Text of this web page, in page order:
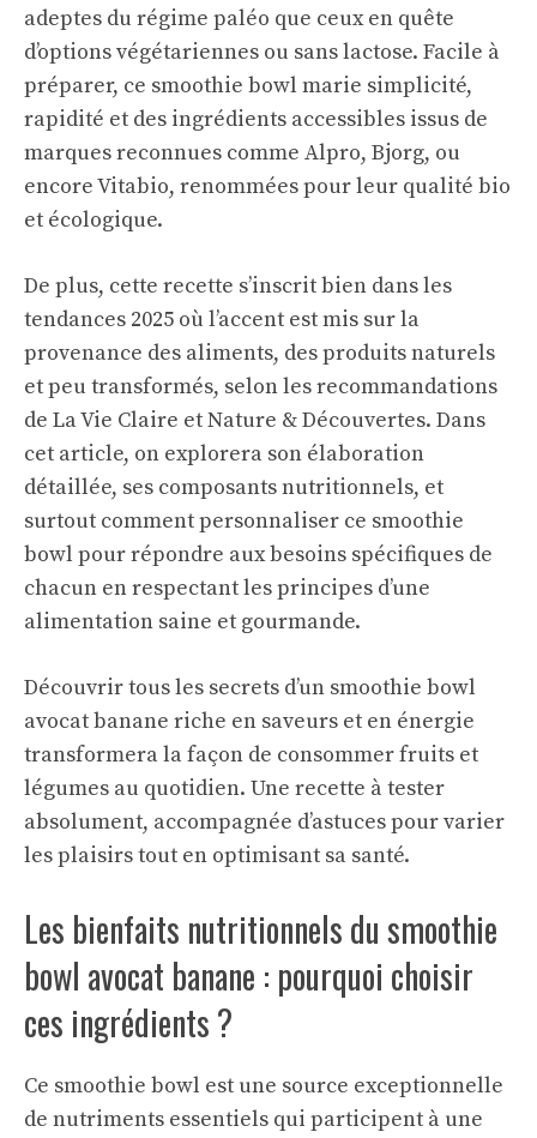
adeptes du régime paléo que ceux en quête
d’options végétariennes ou sans lactose. Facile à
préparer, ce smoothie bowl marie simplicité,
rapidité et des ingrédients accessibles issus de
marques reconnues comme Alpro, Bjorg, ou
encore Vitabio, renommées pour leur qualité bio
et écologique.
De plus, cette recette s’inscrit bien dans les
tendances 2025 où l’accent est mis sur la
provenance des aliments, des produits naturels
et peu transformés, selon les recommandations
de La Vie Claire et Nature & Découvertes. Dans
cet article, on explorera son élaboration
détaillée, ses composants nutritionnels, et
surtout comment personnaliser ce smoothie
bowl pour répondre aux besoins spécifiques de
chacun en respectant les principes d’une
alimentation saine et gourmande.
Découvrir tous les secrets d’un smoothie bowl
avocat banane riche en saveurs et en énergie
transformera la façon de consommer fruits et
légumes au quotidien. Une recette à tester
absolument, accompagnée d’astuces pour varier
les plaisirs tout en optimisant sa santé.
Les bienfaits nutritionnels du smoothie
bowl avocat banane : pourquoi choisir
ces ingrédients ?
Ce smoothie bowl est une source exceptionnelle
de nutriments essentiels qui participent à une